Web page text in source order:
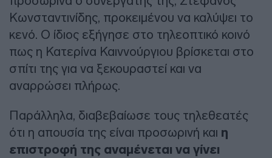
Κωνσταντινίδης, προκειμένου να καλύψει το
κενό. Ο ίδιος εξήγησε στο τηλεοπτικό κοινό
πως η Κατερίνα Καιννούργιου βρίσκεται στο
σπίτι της για να ξεκουραστεί και να
αναρρώσει πλήρως.
Παράλληλα, διαβεβαίωσε τους τηλεθεατές
ότι η απουσία της είναι προσωρινή και η
επιστροφή της αναμένεται να γίνει